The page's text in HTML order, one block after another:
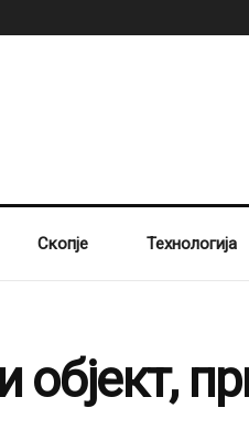
Скопје Технологија